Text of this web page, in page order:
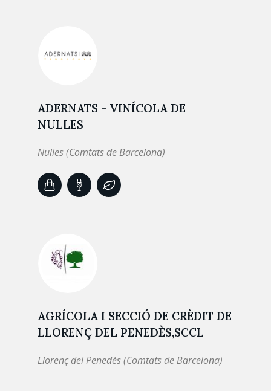
ADERNATS - VINÍCOLA DE
NULLES
Nulles (Comtats de Barcelona)
AGRÍCOLA I SECCIÓ DE CRÈDIT DE
LLORENÇ DEL PENEDÈS,SCCL
Llorenç del Penedès (Comtats de Barcelona)